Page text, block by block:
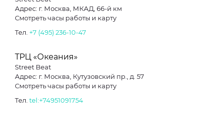
Адрес: г. Москва, МКАД, 66-й км
Смотреть часы работы и карту
Тел. +7 (495) 236-10-47
ТРЦ «Океания»
Street Beat
Адрес: г. Москва, Кутузовский пр., д. 57
Смотреть часы работы и карту
Тел. tel:+74951091754